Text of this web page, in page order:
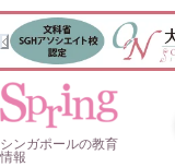
シンガポールの教育
情報